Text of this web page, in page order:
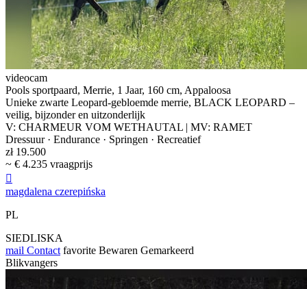
videocam
Pools sportpaard, Merrie, 1 Jaar, 160 cm, Appaloosa
Unieke zwarte Leopard-gebloemde merrie, BLACK LEOPARD –
veilig, bijzonder en uitzonderlijk
V: CHARMEUR VOM WETHAUTAL | MV: RAMET
Dressuur · Endurance · Springen · Recreatief
zł 19.500
~ € 4.235 vraagprijs

magdalena czerepińska
PL
SIEDLISKA
mail Contact favorite Bewaren Gemarkeerd
Blikvangers